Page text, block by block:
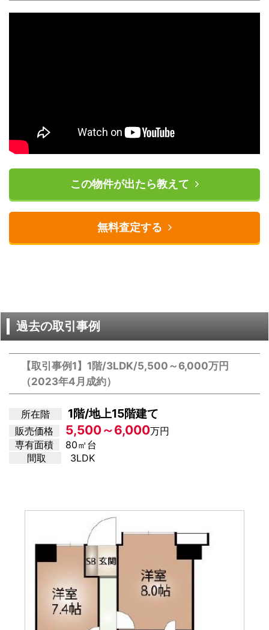
この物件が出たら教えて
無料査定する
過去の取引事例
【取引事例1】1階/3LDK/5,500～6,000万円
（2023年4月成約）
所在階 1階/地上15階建て
販売価格 5,500～6,000万円
専有面積
80㎡台
間取
3LDK